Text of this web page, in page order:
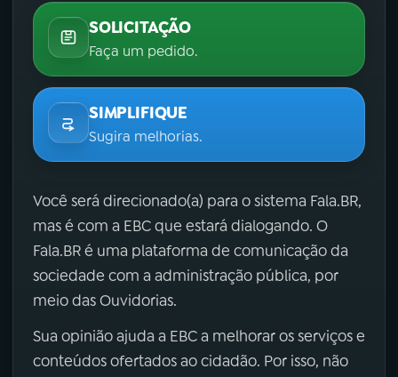
SOLICITAÇÃO
Faça um pedido.
SIMPLIFIQUE
Sugira melhorias.
Você será direcionado(a) para o sistema Fala.BR,
mas é com a EBC que estará dialogando. O
Fala.BR é uma plataforma de comunicação da
sociedade com a administração pública, por
meio das Ouvidorias.
Sua opinião ajuda a EBC a melhorar os serviços e
conteúdos ofertados ao cidadão. Por isso, não